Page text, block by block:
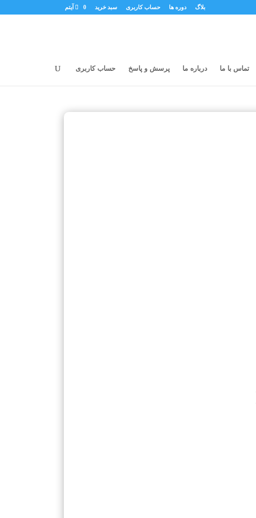
بلاگ دوره ها حساب کاربری سبد خرید 0 آیتم
تماس با ما درباره ما پرسش و پاسخ حساب کاربری